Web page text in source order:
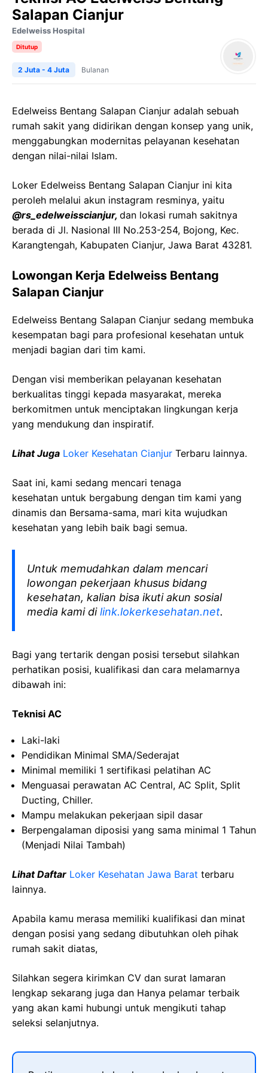
Salapan Cianjur
Edelweiss Hospital
Ditutup
2 Juta - 4 Juta Bulanan
Edelweiss Bentang Salapan Cianjur adalah sebuah
rumah sakit yang didirikan dengan konsep yang unik,
menggabungkan modernitas pelayanan kesehatan
dengan nilai-nilai Islam.
Loker Edelweiss Bentang Salapan Cianjur ini kita
peroleh melalui akun instagram resminya, yaitu
@rs_edelweisscianjur, dan lokasi rumah sakitnya
berada di Jl. Nasional III No.253-254, Bojong, Kec.
Karangtengah, Kabupaten Cianjur, Jawa Barat 43281.
Lowongan Kerja Edelweiss Bentang
Salapan Cianjur
Edelweiss Bentang Salapan Cianjur sedang membuka
kesempatan bagi para profesional kesehatan untuk
menjadi bagian dari tim kami.
Dengan visi memberikan pelayanan kesehatan
berkualitas tinggi kepada masyarakat, mereka
berkomitmen untuk menciptakan lingkungan kerja
yang mendukung dan inspiratif.
Lihat Juga Loker Kesehatan Cianjur Terbaru lainnya.
Saat ini, kami sedang mencari tenaga
kesehatan untuk bergabung dengan tim kami yang
dinamis dan Bersama-sama, mari kita wujudkan
kesehatan yang lebih baik bagi semua.
Untuk memudahkan dalam mencari
lowongan pekerjaan khusus bidang
kesehatan, kalian bisa ikuti akun sosial
media kami dilink.lokerkesehatan.net.
Bagi yang tertarik dengan posisi tersebut silahkan
perhatikan posisi, kualifikasi dan cara melamarnya
dibawah ini:
Teknisi AC
Laki-laki
Pendidikan Minimal SMA/Sederajat
Minimal memiliki 1 sertifikasi pelatihan AC
Menguasai perawatan AC Central, AC Split, Split
Ducting, Chiller.
Mampu melakukan pekerjaan sipil dasar
Berpengalaman diposisi yang sama minimal 1 Tahun
(Menjadi Nilai Tambah)
Lihat Daftar Loker Kesehatan Jawa Barat terbaru
lainnya.
Apabila kamu merasa memiliki kualifikasi dan minat
dengan posisi yang sedang dibutuhkan oleh pihak
rumah sakit diatas,
Silahkan segera kirimkan CV dan surat lamaran
lengkap sekarang juga dan Hanya pelamar terbaik
yang akan kami hubungi untuk mengikuti tahap
seleksi selanjutnya.